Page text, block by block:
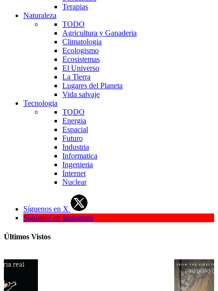
Terapias
Naturaleza
TODO
Agricultura y Ganaderia
Climatologia
Ecologismo
Ecosistemas
El Universo
La Tierra
Lugares del Planeta
Vida salvaje
Tecnologia
TODO
Energia
Espacial
Futuro
Industria
Informatica
Ingenieria
Internet
Nuclear
Síguenos en X
Síguenos en Instagram
Últimos Vistos